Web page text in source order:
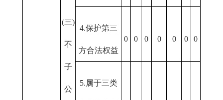
(三)
不
子
公
4.保护第三
方合法权益
0 0 0 0 0 0 0
5.属于三类